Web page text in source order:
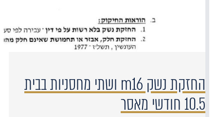
החזקת נשק m16 ושתי מחסניות בבית
10.5 חודשי מאסר